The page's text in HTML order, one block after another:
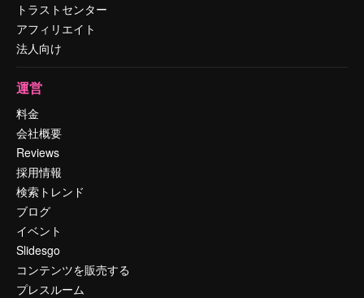
トラストセンター
アフィリエイト
法人向け
運営
料金
会社概要
Reviews
採用情報
検索トレンド
ブログ
イベント
Slidesgo
コンテンツを販売する
プレスルーム